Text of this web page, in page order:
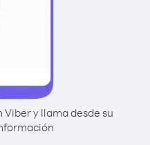
y llama desde su